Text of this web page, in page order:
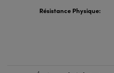
Résistance Physique: